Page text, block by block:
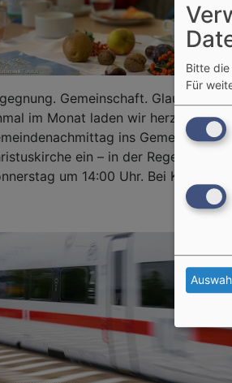
Gemeinschaft. Glauben
im Monat laden wir herzlich zum
ins Gemeindehaus
ein – in der Regel am
um 14:00 Uhr. Bei Kaffee
Bitte
Für